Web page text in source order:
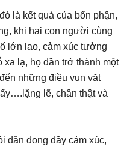
là kết quả của bổn phận,
khi hai con người cùng
lớn lao, cảm xúc tưởng
lạ, họ dần trở thành một
những điều vụn vặt
lẽ, chân thật và
dần đong đầy cảm xúc,